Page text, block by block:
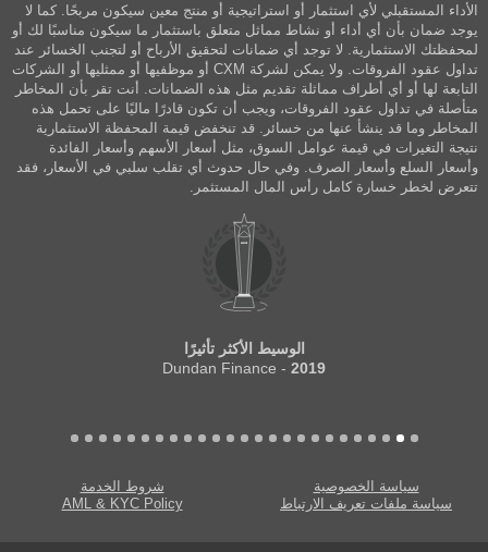
الأداء المستقبلي لأي استثمار أو استراتيجية أو منتج معين سيكون مربحًا. كما لا
يوجد ضمان بأن أي أداء أو نشاط مماثل متعلق باستثمار ما سيكون مناسبًا لك أو
لمحفظتك الاستثمارية. لا توجد أي ضمانات لتحقيق الأرباح أو لتجنب الخسائر عند
تداول عقود الفروقات. ولا يمكن لشركة CXM أو موظفيها أو ممثليها أو الشركات
التابعة لها أو أي أطراف مماثلة تقديم مثل هذه الضمانات. أنت تقر بأن المخاطر
متأصلة في تداول عقود الفروقات، ويجب أن تكون قادرًا ماليًا على تحمل هذه
المخاطر وما قد ينشأ عنها من خسائر. قد تنخفض قيمة المحفظة الاستثمارية
نتيجة التغيرات في قيمة عوامل السوق، مثل أسعار الأسهم وأسعار الفائدة
وأسعار السلع وأسعار الصرف. وفي حال حدوث أي تقلب سلبي في الأسعار، فقد
تتعرض لخطر خسارة كامل رأس المال المستثمر.
الوسيط الأكثر تأثيرًا
2019
- Dundan Finance
سياسة الخصوصية
شروط الخدمة
سياسة ملفات تعريف الارتباط
AML & KYC Policy